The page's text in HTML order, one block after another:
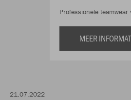
Professionele
MEER
21.07.2022